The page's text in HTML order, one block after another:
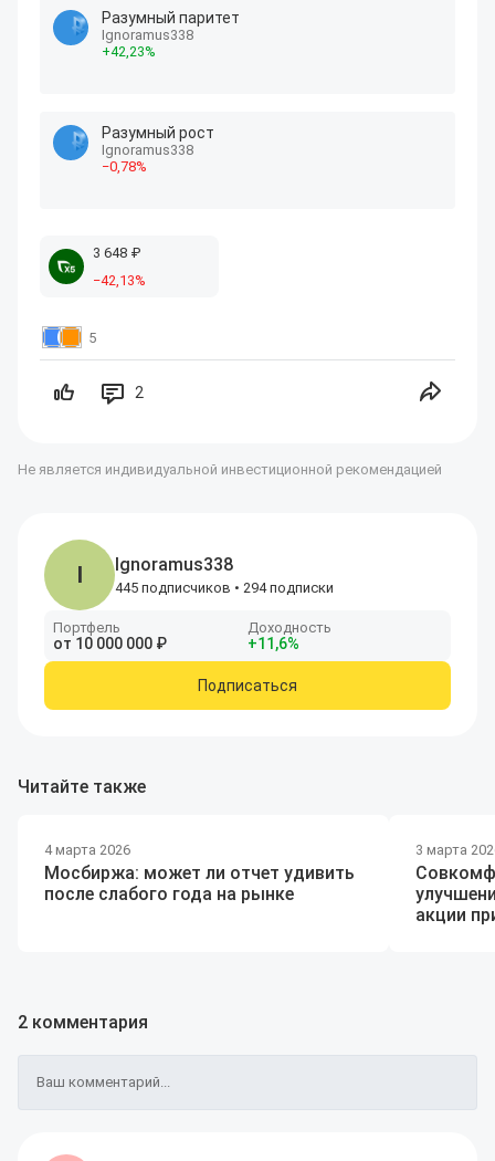
Разумный паритет
Ignoramus338
+42,23%
Разумный рост
Ignoramus338
−0,78%
3 648 ₽
−42,13%
5
2
Не является индивидуальной инвестиционной рекомендацией
I Ignoramus338
445 подписчиков • 294 подписки
Портфель
от 10 000 000 ₽
Доходность
+11 ,6%
Подписаться
Читайте также
4 марта 2026
Мосбиржа: может ли отчет удивить
после слабого года на рынке
3 марта
акции
2 комментария
Ваш комментарий...